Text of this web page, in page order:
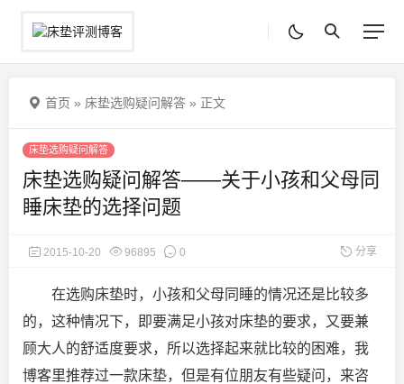
首页 » 床垫选购疑问解答 » 正文
床垫选购疑问解答
床垫选购疑问解答——关于小孩和父母同
睡床垫的选择问题
2015-10-20 96895 0 分享
在选购床垫时，小孩和父母同睡的情况还是比较多
的，这种情况下，即要满足小孩对床垫的要求，又要兼
顾大人的舒适度要求，所以选择起来就比较的困难，我
博客里推荐过一款床垫，但是有位朋友有些疑问，来咨